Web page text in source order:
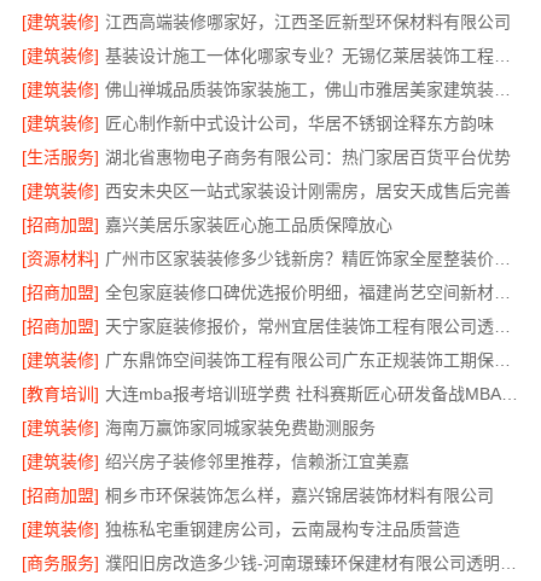
[建筑装修] 江西高端装修哪家好，江西圣匠新型环保材料有限公司
[建筑装修]
基装设计施工一体化哪家专业？无锡亿莱居装饰工程材料有限公司专业可靠
[建筑装修]
佛山禅城品质装饰家装施工，佛山市雅居美家建筑装饰工程有限公司
[建筑装修] 匠心制作新中式设计公司，华居不锈钢诠释东方韵味
[生活服务] 湖北省惠物电子商务有限公司：热门家居百货平台优势
[建筑装修] 西安未央区一站式家装设计刚需房，居安天成售后完善
[招商加盟] 嘉兴美居乐家装匠心施工品质保障放心
[资源材料]
广州市区家装装修多少钱新房？精匠饰家全屋整装价格明
[招商加盟]
全包家庭装修口碑优选报价明细，福建尚艺空间新材料科技报价透明
[招商加盟]
天宁家庭装修报价，常州宜居佳装饰工程有限公司透明无增项
[建筑装修]
广东鼎饰空间装饰工程有限公司广东正规装饰工期保障服务
[教育培训]
大连mba报考培训班学费 社科赛斯匠心研发备战MBA考研
[建筑装修] 海南万赢饰家同城家装免费勘测服务
[建筑装修] 绍兴房子装修邻里推荐，信赖浙江宜美嘉
[招商加盟] 桐乡市环保装饰怎么样，嘉兴锦居装饰材料有限公司
[建筑装修] 独栋私宅重钢建房公司，云南晟构专注品质营造
[商务服务]